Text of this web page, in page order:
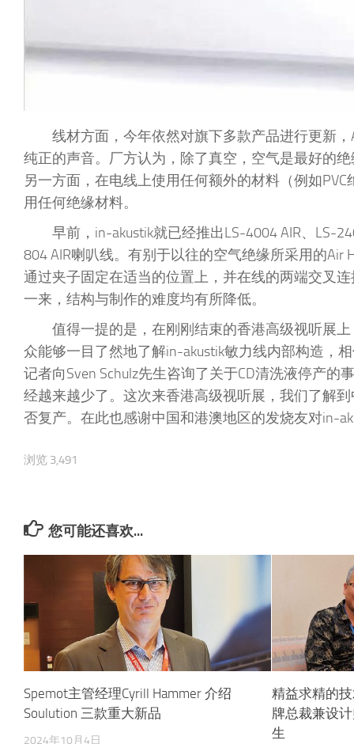
线材方面，今年依然对旗下多款产品进行更新
纯正的声音。厂方认为，除了真空，空气是最好的
另一方面，在电线上使用任何额外的材料（例如
用任何绝缘材料。
早前，in-akustik就已经推出LS-4004 AIR、LS-
804 AIR喇叭线。有别于以往的空气绝缘所采用的Air
通过夹子固定在适当的位置上，并在线的两端交叉
一来，结构与制作的难度均有所降低。
值得一提的是，在刚刚结束的香港高级视听展
众能够一目了然地了解in-akustik敏力线内部构造，
记者向Sven Schulz先生咨询了关于CD清洗液停产的
经越来越少了。这次来香港高级视听展，我们了解
否复产。在此也感谢中国和港澳地区的发烧友对in-
浏览 3,491
您可能还喜欢...
Spemot主管经理Cyrill Hammer 介绍
Soulution 三款重大新品
2024年10月4日
精益求精的
牌总裁兼设
生